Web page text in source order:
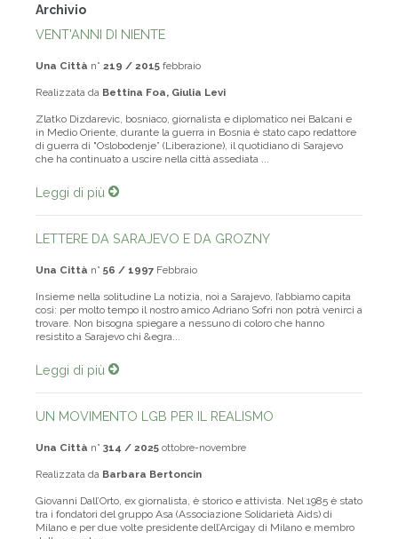
Archivio
VENT'ANNI DI NIENTE
Una Città n° 219 / 2015 febbraio
Realizzata da Bettina Foa, Giulia Levi
Zlatko Dizdarevic, bosniaco, giornalista e diplomatico nei Balcani e
in Medio Oriente, durante la guerra in Bosnia è stato capo redattore
di guerra di "Oslobodenje” (Liberazione), il quotidiano di Sarajevo
che ha continuato a uscire nella città assediata ...
Leggi di più
LETTERE DA SARAJEVO E DA GROZNY
Una Città n° 56 / 1997 Febbraio
Insieme nella solitudine La notizia, noi a Sarajevo, I’abbiamo capita
così: per molto tempo il nostro amico Adriano Sofri non potrà venirci a
trovare. Non bisogna spiegare a nessuno di coloro che hanno
resistito a Sarajevo chi &egra...
Leggi di più
UN MOVIMENTO LGB PER IL REALISMO
Una Città n° 314 / 2025 ottobre-novembre
Realizzata da Barbara Bertoncin
Giovanni Dall’Orto, ex giornalista, è storico e attivista. Nel 1985 è stato
tra i fondatori del gruppo Asa (Associazione Solidarietà Aids) di
Milano e per due volte presidente dell’Arcigay di Milano e membro